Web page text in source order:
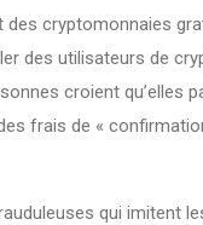
des cryptomonnaies
des utilisateurs de
croient qu’elles
frais de «
qui imitent